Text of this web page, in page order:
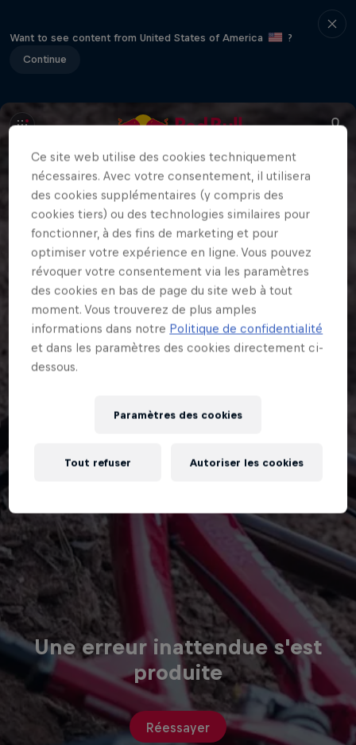
Want to see content from United States of America
?
Continue
Une erreur inattendue s'est
produite
Réessayer
Ce site web utilise des cookies techniquement
nécessaires. Avec votre consentement, il utilisera
des cookies supplémentaires (y compris des
cookies tiers) ou des technologies similaires pour
fonctionner, à des fins de marketing et pour
optimiser votre expérience en ligne. Vous pouvez
révoquer votre consentement via les paramètres
des cookies en bas de page du site web à tout
moment. Vous trouverez de plus amples
informations dans notre Politique de confidentialité
et dans les paramètres des cookies directement ci-
dessous.
Paramètres des cookies
Tout refuser Autoriser les cookies